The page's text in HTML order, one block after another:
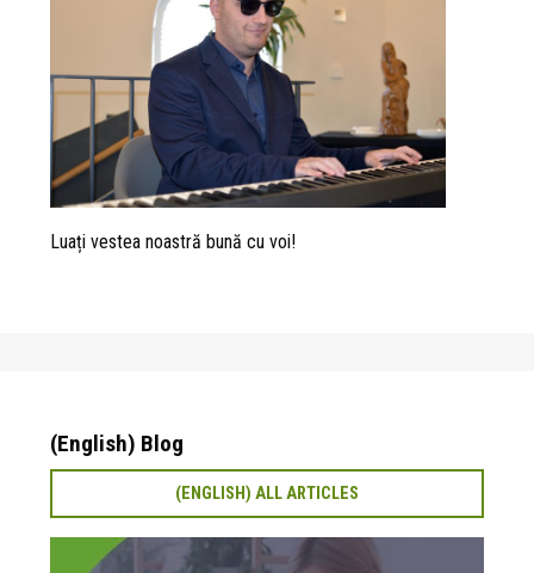
Luați vestea noastră bună cu voi!
(English) Blog
(ENGLISH) ALL ARTICLES